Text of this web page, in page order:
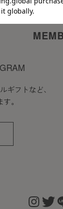
断した場合
ての会員に
ドレスおよ
話番号、
ギフトなど、
。